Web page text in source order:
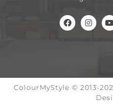
ColourMyStyle © 2013-